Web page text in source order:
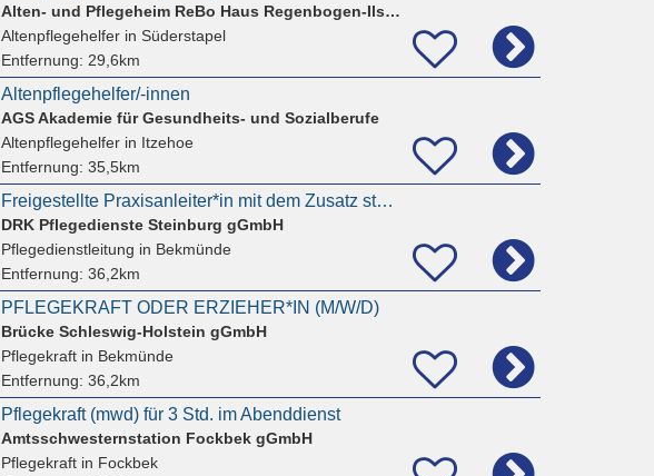
Alten- und Pflegeheim ReBo Haus Regenbogen-Ilse Heiland
Altenpflegehelferin Süderstapel
Entfernung: 29,6km
Altenpflegehelfer/-innen
AGS Akademie für Gesundheits- und Sozialberufe
Altenpflegehelferin Itzehoe
Entfernung: 35,5km
Freigestellte Praxisanleiter*in mit dem Zusatz stellvertretende Pflegedienstleitung (m/w/d)
DRK Pflegedienste Steinburg gGmbH
Pflegedienstleitung in Bekmünde
Entfernung: 36,2km
PFLEGEKRAFT ODER ERZIEHER*IN (M/W/D)
Brücke Schleswig-Holstein gGmbH
Pflegekraftin Bekmünde
Entfernung: 36,2km
Pflegekraft (mwd) für 3 Std. im Abenddienst
Amtsschwesternstation Fockbek gGmbH
Pflegekraftin Fockbek